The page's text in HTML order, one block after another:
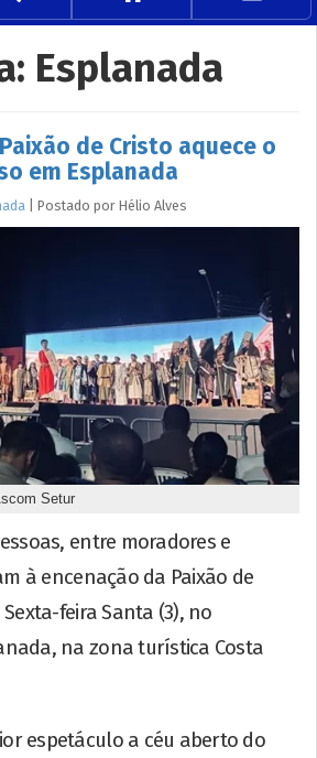
Esplanada
de Cristo aquece o
em Esplanada
Postado por Hélio Alves
Setur
entre moradores e
à encenação da Paixão de
feira Santa (3), no
na zona turística Costa
espetáculo a céu aberto do